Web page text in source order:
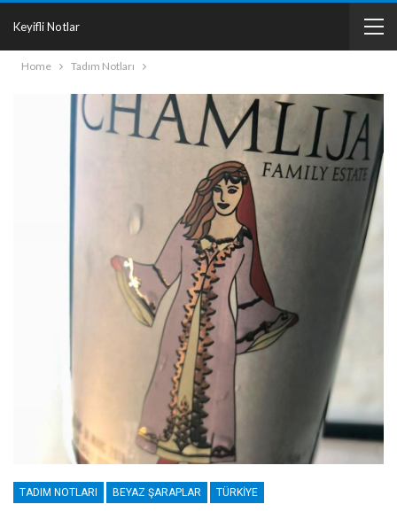
Keyifli Notlar
Home Tadım Notları
TADIM NOTLARI BEYAZ ŞARAPLAR TÜRKIYE